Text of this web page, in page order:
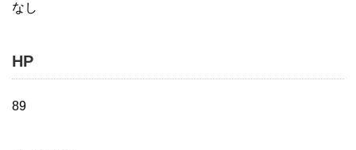
なし
HP
89